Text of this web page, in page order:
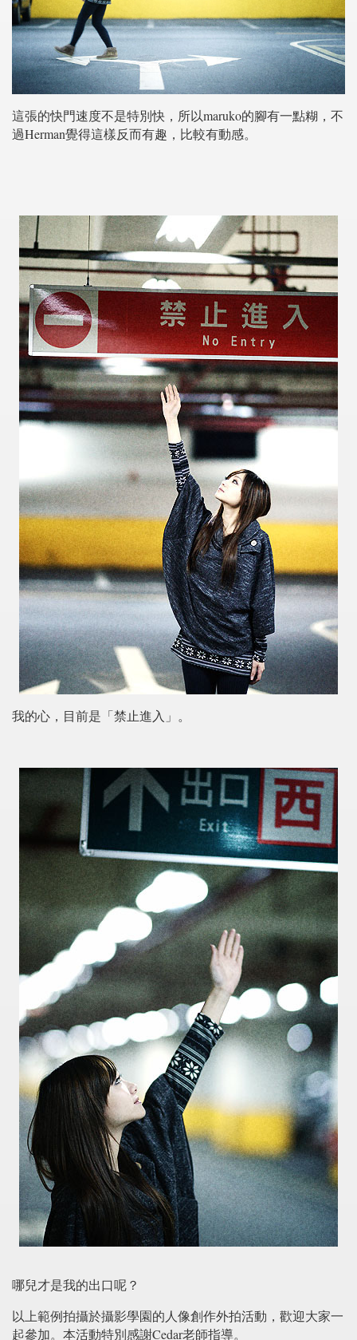
這張的快門速度不是特別快，所以maruko的腳有一點糊，不
過Herman覺得這樣反而有趣，比較有動感。
我的心，目前是「禁止進入」。
哪兒才是我的出口呢？
以上範例拍攝於攝影學園的人像創作外拍活動，歡迎大家一
起參加。本活動特別感謝Cedar老師指導。